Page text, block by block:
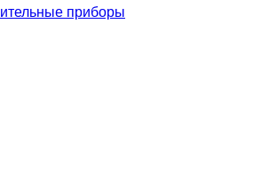
приборы